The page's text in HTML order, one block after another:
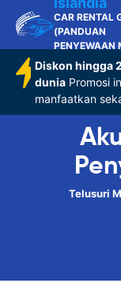
CAR RENTAL
(PANDUAN
PENYEWAAN
Diskon hingga
dunia Promosi
manfaatkan
Telusuri